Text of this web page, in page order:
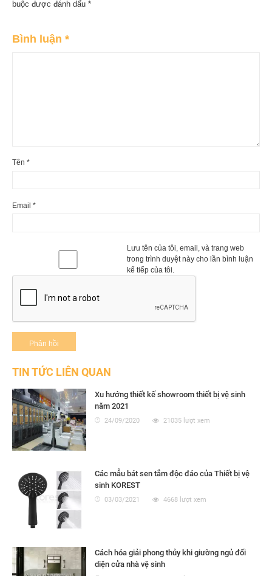
buộc được đánh dấu *
Bình luận *
Tên *
Email *
Lưu tên của tôi, email, và trang web
trong trình duyệt này cho lần bình luận
kế tiếp của tôi.
TIN TỨC LIÊN QUAN
Xu hướng thiết kế showroom thiết bị vệ sinh
năm 2021
24/09/2020 21035 lượt xem
Các mẫu bát sen tắm độc đáo của Thiết bị vệ
sinh KOREST
03/03/2021 4668 lượt xem
Cách hóa giải phong thủy khi giường ngủ đối
diện cửa nhà vệ sinh